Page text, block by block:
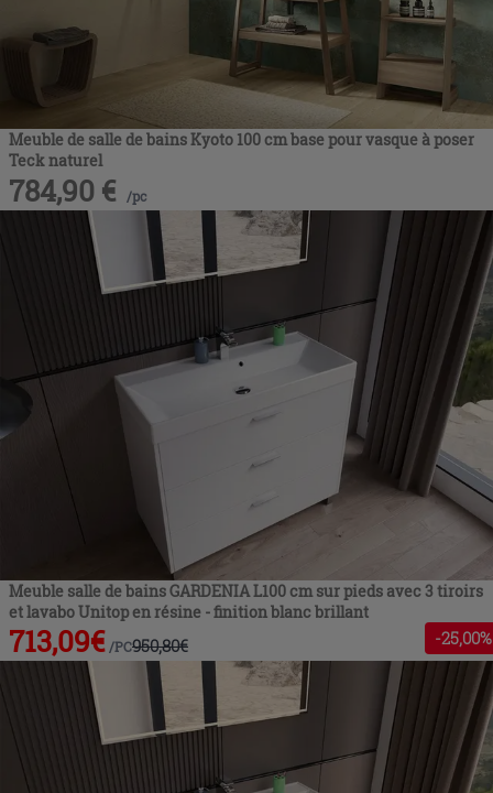
Meuble de salle de bains Kyoto 100 cm base pour vasque à poser
Teck naturel
784,90 € /pc
Meuble salle de bains GARDENIA L100 cm sur pieds avec 3 tiroirs
et lavabo Unitop en résine - finition blanc brillant
713,09€ /PC950,80€ -25,00%